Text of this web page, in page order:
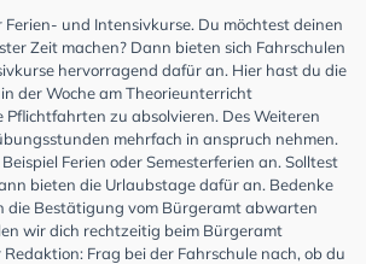
Ferien- und Intensivkurse. Du möchtest deinen
Zeit machen? Dann bieten sich Fahrschulen
hervorragend dafür an. Hier hast du die
der Woche am Theorieunterricht
Pflichtfahrten zu absolvieren. Des Weiteren
mehrfach in anspruch nehmen.
Ferien oder Semesterferien an. Solltest
bieten die Urlaubstage dafür an. Bedenke
die Bestätigung vom Bürgeramt abwarten
wir dich rechtzeitig beim Bürgeramt
Frag bei der Fahrschule nach, ob du